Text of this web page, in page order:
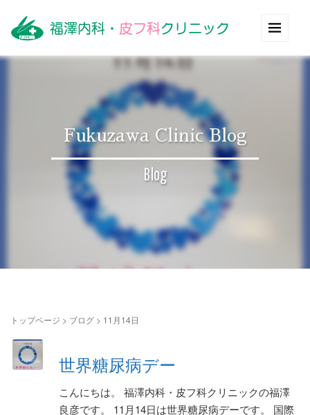
Fukuzawa Clinic Blog
Blog
トップページ > ブログ > 11月14日
世界糖尿病デー
こんにちは。 福澤内科・皮フ科クリニックの福澤
良彦です。 11月14日は世界糖尿病デーです。 国際